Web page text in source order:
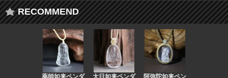
RECOMMEND
薬師如来ペンダ
大日如来ペンダ
阿弥陀如来ペン